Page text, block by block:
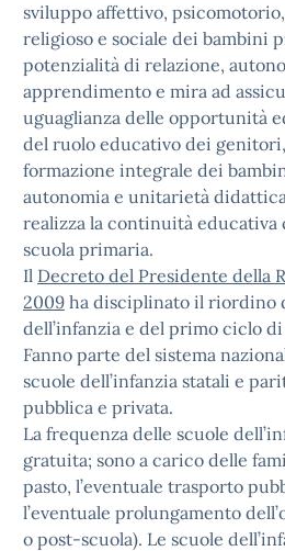
sviluppo affettivo,
religioso e sociale dei bambini
potenzialità di relazione,
apprendimento e mira ad
uguaglianza delle opportunità
del ruolo educativo dei
formazione integrale dei
autonomia e unitarietà
realizza la continuità educativa
scuola primaria.
Il Decreto del Presidente della
2009 ha disciplinato il riordino
dell’infanzia e del primo ciclo
Fanno parte del sistema
scuole dell’infanzia statali e
pubblica e privata.
La frequenza delle scuole
gratuita; sono a carico delle
pasto, l’eventuale trasporto
l’eventuale prolungamento
o post-scuola). Le scuole